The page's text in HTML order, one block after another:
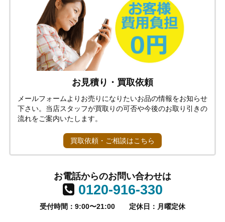
お見積り・買取依頼
メールフォームよりお売りになりたいお品の情報をお知らせ
下さい。当店スタッフが買取りの可否や今後のお取り引きの
流れをご案内いたします。
買取依頼・ご相談はこちら
お電話からのお問い合わせは
0120-916-330
受付時間：9:00〜21:00 定休日：月曜定休